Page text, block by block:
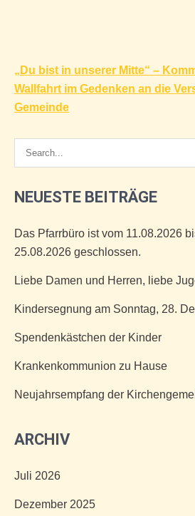
Beitragsnavigation
„Du bist in unserer Mitte“ –
Wallfahrt im Gedenken an die
Gemeinde
NEUESTE BEITRÄGE
Das Pfarrbüro ist vom 11.08.2026
25.08.2026 geschlossen.
Liebe Damen und Herren, liebe
Kindersegnung am Sonntag, 28.
Spendenkästchen der Kinder
Krankenkommunion zu Hause
Neujahrsempfang der
ARCHIV
Juli 2026
Dezember 2025